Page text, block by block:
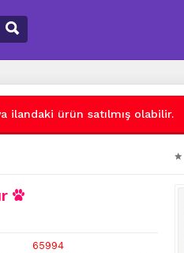
ilandaki ürün satılmış olabilir.
65994